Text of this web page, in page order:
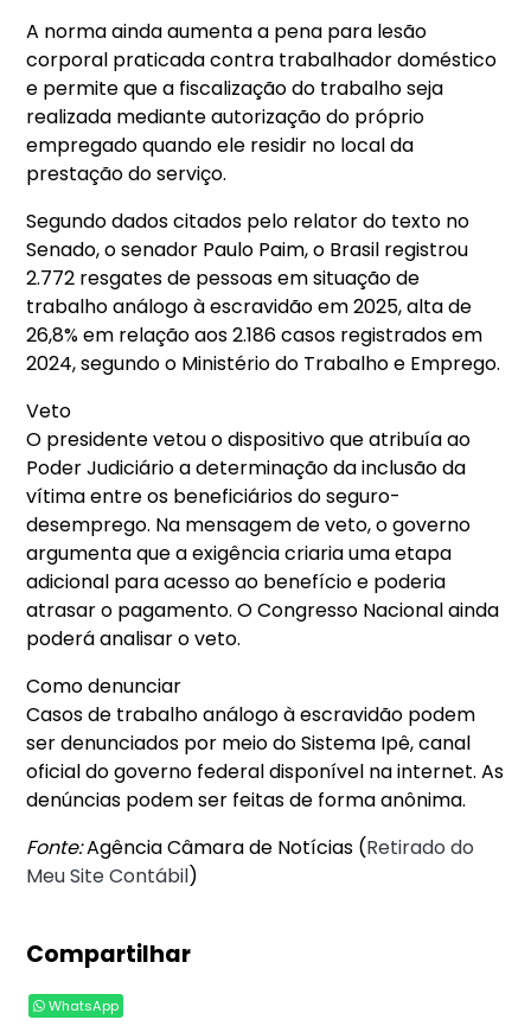
A norma ainda aumenta a pena para lesão
corporal praticada contra trabalhador doméstico
e permite que a fiscalização do trabalho seja
realizada mediante autorização do próprio
empregado quando ele residir no local da
prestação do serviço.
Segundo dados citados pelo relator do texto no
Senado, o senador Paulo Paim, o Brasil registrou
2.772 resgates de pessoas em situação de
trabalho análogo à escravidão em 2025, alta de
26,8% em relação aos 2.186 casos registrados em
2024, segundo o Ministério do Trabalho e Emprego.
Veto
O presidente vetou o dispositivo que atribuía ao
Poder Judiciário a determinação da inclusão da
vítima entre os beneficiários do seguro-
desemprego. Na mensagem de veto, o governo
argumenta que a exigência criaria uma etapa
adicional para acesso ao benefício e poderia
atrasar o pagamento. O Congresso Nacional ainda
poderá analisar o veto.
Como denunciar
Casos de trabalho análogo à escravidão podem
ser denunciados por meio do Sistema Ipê, canal
oficial do governo federal disponível na internet. As
denúncias podem ser feitas de forma anônima.
Fonte:Agência Câmara de Notícias (Retirado do
Meu Site Contábil)
Compartilhar
WhatsApp